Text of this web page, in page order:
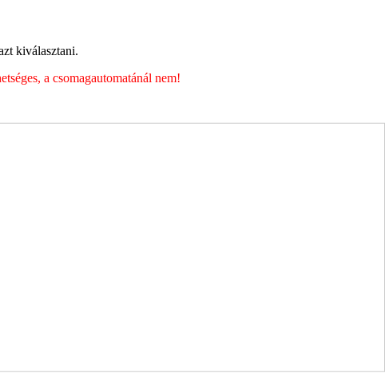
kiválasztani.
a csomagautomatánál nem!